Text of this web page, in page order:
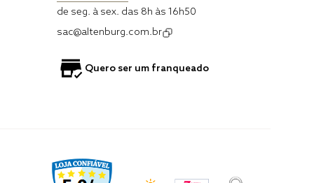
de seg. à sex. das 8h às 16h50
sac@altenburg.com.br
Quero ser um franqueado